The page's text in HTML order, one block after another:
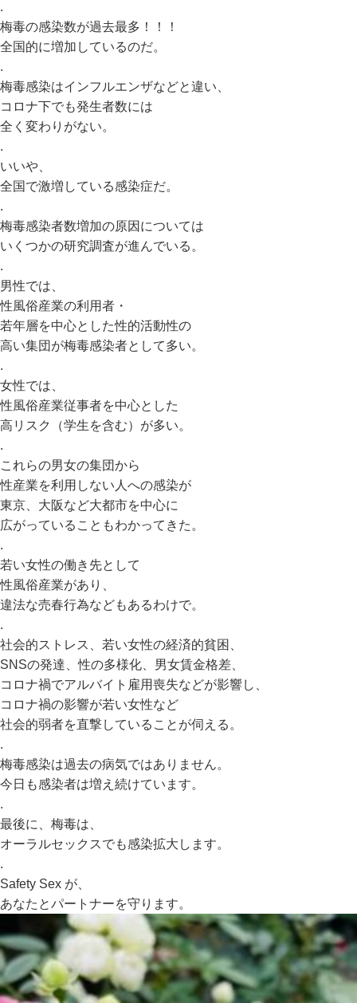
.
梅毒の感染数が過去最多！！！
全国的に増加しているのだ。
.
梅毒感染はインフルエンザなどと違い、
コロナ下でも発生者数には
全く変わりがない。
.
いいや、
全国で激増している感染症だ。
.
梅毒感染者数増加の原因については
いくつかの研究調査が進んでいる。
.
男性では、
性風俗産業の利用者・
若年層を中心とした性的活動性の
高い集団が梅毒感染者として多い。
.
女性では、
性風俗産業従事者を中心とした
高リスク（学生を含む）が多い。
.
これらの男女の集団から
性産業を利用しない人への感染が
東京、大阪など大都市を中心に
広がっていることもわかってきた。
.
若い女性の働き先として
性風俗産業があり、
違法な売春行為などもあるわけで。
.
社会的ストレス、若い女性の経済的貧困、
SNSの発達、性の多様化、男女賃金格差、
コロナ禍でアルバイト雇用喪失などが影響し、
コロナ禍の影響が若い女性など
社会的弱者を直撃していることが伺える。
.
梅毒感染は過去の病気ではありません。
今日も感染者は増え続けています。
.
最後に、梅毒は、
オーラルセックスでも感染拡大します。
.
Safety Sex が、
あなたとパートナーを守ります。